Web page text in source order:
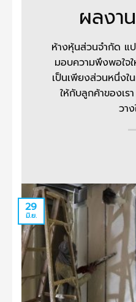
ผลงา
ห้างหุ้นส่วนจำกัด แ
มอบความพึงพอใจ
เป็นเพียงส่วนหนึ่งใ
ให้กับลูกค้าของเ
วาง
29
มิ.ย.